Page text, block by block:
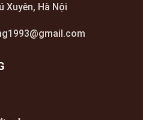
Xuyên, Hà Nội